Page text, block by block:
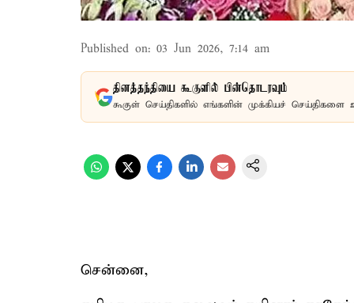
Published on: 03 Jun 2026, 7:14 am
தினத்தந்தியை கூகுளில் பின்தொடரவும்
கூகுள் செய்திகளில் எங்களின் முக்கியச் செய்திகளை
சென்னை,